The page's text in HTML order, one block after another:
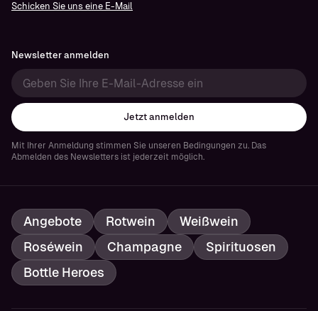
Schicken Sie uns eine E-Mail
Newsletter anmelden
Jetzt anmelden
Mit Ihrer Anmeldung stimmen Sie unseren Bedingungen zu. Das
Abmelden des Newsletters ist jederzeit möglich.
Angebote Rotwein
Weißwein
Roséwein
Champagne
Spirituosen
Bottle Heroes